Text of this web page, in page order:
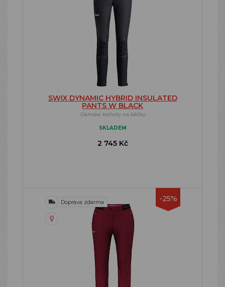
SWIX DYNAMIC HYBRID INSULATED
PANTS W BLACK
Dámské kalhoty na běžky
SKLADEM
2 745 Kč
-25%
Doprava zdarma